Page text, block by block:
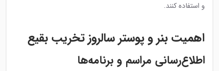
و استفاده کنند.
اهمیت بنر و پوستر سالروز تخریب بقیع
اطلاع‌رسانی مراسم و برنامه‌ها